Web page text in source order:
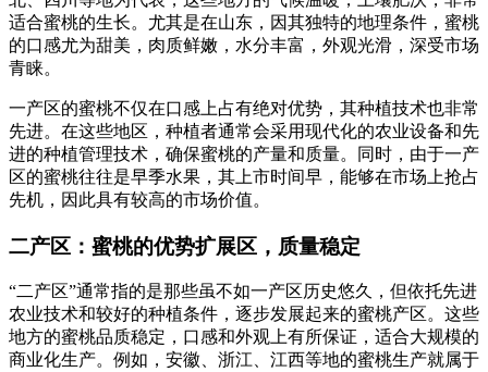
适合蜜桃的生长。尤其是在山东，因其独特的地理条件，蜜桃
的口感尤为甜美，肉质鲜嫩，水分丰富，外观光滑，深受市场
青睐。
一产区的蜜桃不仅在口感上占有绝对优势，其种植技术也非常
先进。在这些地区，种植者通常会采用现代化的农业设备和先
进的种植管理技术，确保蜜桃的产量和质量。同时，由于一产
区的蜜桃往往是早季水果，其上市时间早，能够在市场上抢占
先机，因此具有较高的市场价值。
二产区：蜜桃的优势扩展区，质量稳定
“二产区”通常指的是那些虽不如一产区历史悠久，但依托先进
农业技术和较好的种植条件，逐步发展起来的蜜桃产区。这些
地方的蜜桃品质稳定，口感和外观上有所保证，适合大规模的
商业化生产。例如，安徽、浙江、江西等地的蜜桃生产就属于